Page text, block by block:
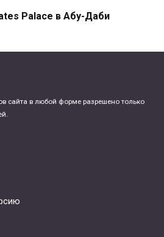
Palace в Абу-Даби
сайта в любой форме разрешено только